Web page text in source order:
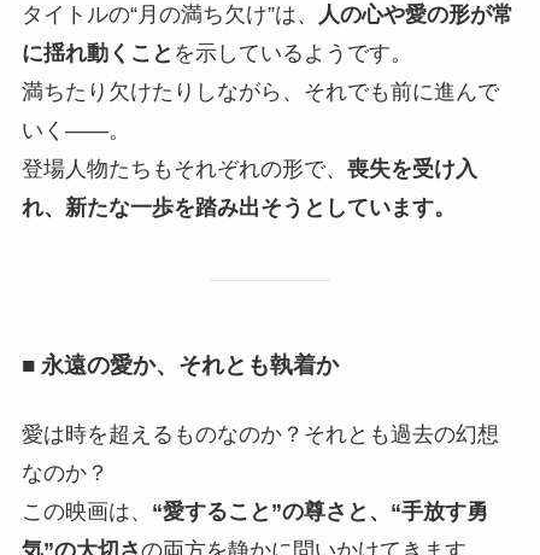
タイトルの“月の満ち欠け”は、
人の心や愛の形が常
に揺れ動くこと を示しているようです。
満ちたり欠けたりしながら、それでも前に進んで
いく――。
登場人物たちもそれぞれの形で、 喪失を受け入
れ、新たな一歩を踏み出そうとしています。
■ 永遠の愛か、それとも執着か
愛は時を超えるものなのか？それとも過去の幻想
なのか？
この映画は、 “愛すること”の尊さと、“手放す勇